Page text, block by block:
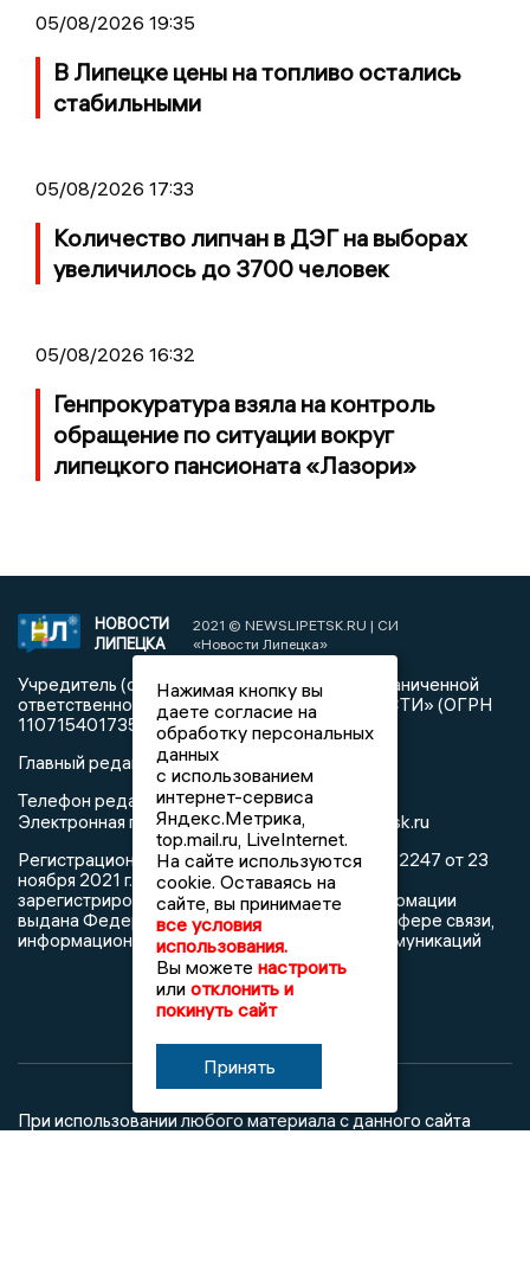
05/08/2026 19:35
В Липецке цены на топливо остались
стабильными
05/08/2026 17:33
Количество липчан в ДЭГ на выборах
увеличилось до 3700 человек
05/08/2026 16:32
Генпрокуратура взяла на контроль
обращение по ситуации вокруг
липецкого пансионата «Лазори»
НОВОСТИ
ЛИПЕЦКА
2021 © NEWSLIPETSK.RU | СИ
«Новости Липецка»
Учредитель (соучредители): Общество с ограниченной
ответственностью «РЕГИОНАЛЬНЫЕ НОВОСТИ» (ОГРН
1107154017354)
Главный редактор: Герцог Е.Г.
Телефон редакции: +7 903 699 9427
Электронная почта редакции:info@newslipetsk.ru
Регистрационный номер: серия Эл № ФС77-82247 от 23
ноября 2021 г. согласно выписке из реестра
зарегистрированных средств массовой информации
выдана Федеральной службой по надзору в сфере связи,
информационных технологий и массовых коммуникаций
При использовании любого материала с данного сайта
Нажимая кнопку вы
даете согласие на
обработку персональных
данных
с использованием
интернет-сервиса
Яндекс.Метрика,
top.mail.ru, LiveInternet.
На сайте используются
cookie. Оставаясь на
сайте, вы принимаете
все условия
использования.
Вы можете настроить
или отклонить и
покинуть сайт
Принять